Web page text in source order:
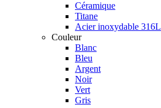
Céramique
Titane
Acier inoxydable 316L
Couleur
Blanc
Bleu
Argent
Noir
Vert
Gris